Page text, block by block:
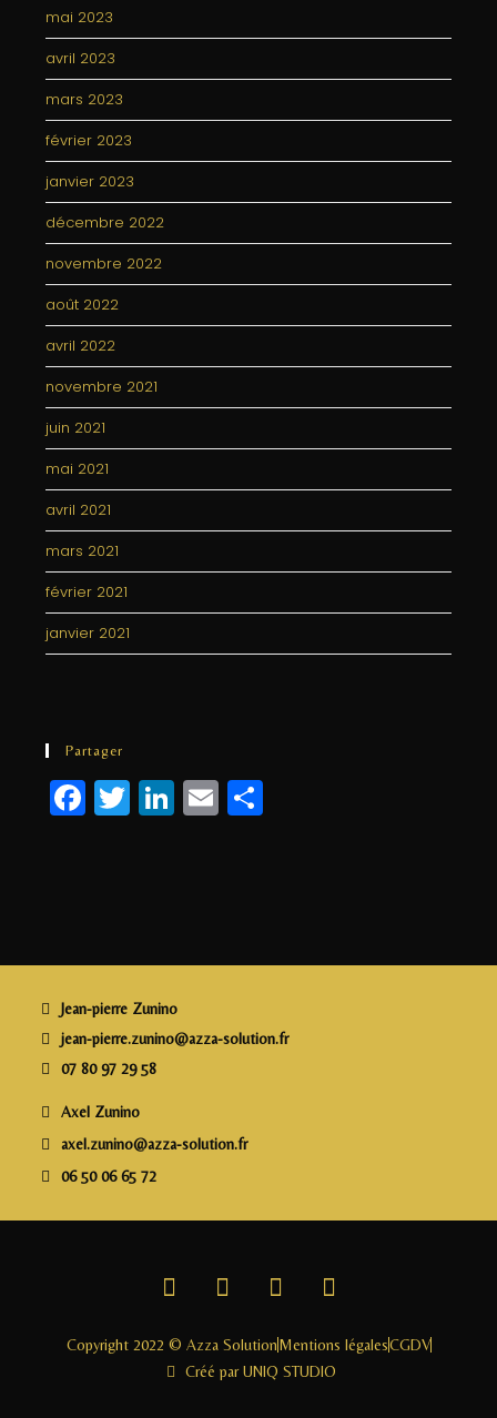
mai 2023
avril 2023
mars 2023
février 2023
janvier 2023
décembre 2022
novembre 2022
août 2022
avril 2022
novembre 2021
juin 2021
mai 2021
avril 2021
mars 2021
février 2021
janvier 2021
Partager
F
a
o
o
k
T
w
Li
n
n
E
m
e
Jean-pierre Zunino
jean-pierre.zunino@azza-solution.fr
07 80 97 29 58
Axel Zunino
axel.zunino@azza-solution.fr
06 50 06 65 72
Copyright 2022 © Azza SolutionMentions légalesCGDV
Créé par UNIQ STUDIO